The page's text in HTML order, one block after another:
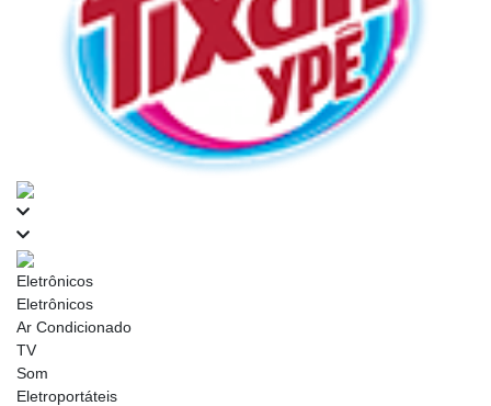
Eletrônicos
Eletrônicos
Ar Condicionado
TV
Som
Eletroportáteis